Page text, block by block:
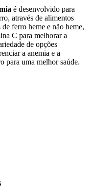
é desenvolvido para
através de alimentos
ferro heme e não heme,
C para melhorar a
de opções
a anemia e a
para uma melhor saúde.